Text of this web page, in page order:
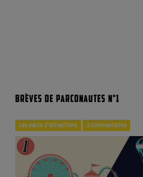
BRÈVES DE PARCONAUTES N°1
Les parcs d'attractions 2 commentaires